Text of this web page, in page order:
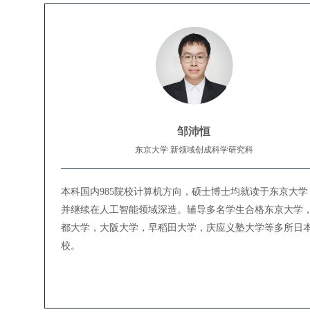
邹沛恒
东京大学 新领域创成科学研究科
本科国内985院校计算机方向，硕士博士均就读于东京大学
并继续在人工智能领域深造。辅导多名学生合格东京大学
都大学，大阪大学，早稻田大学，庆应义塾大学等多所日
校。